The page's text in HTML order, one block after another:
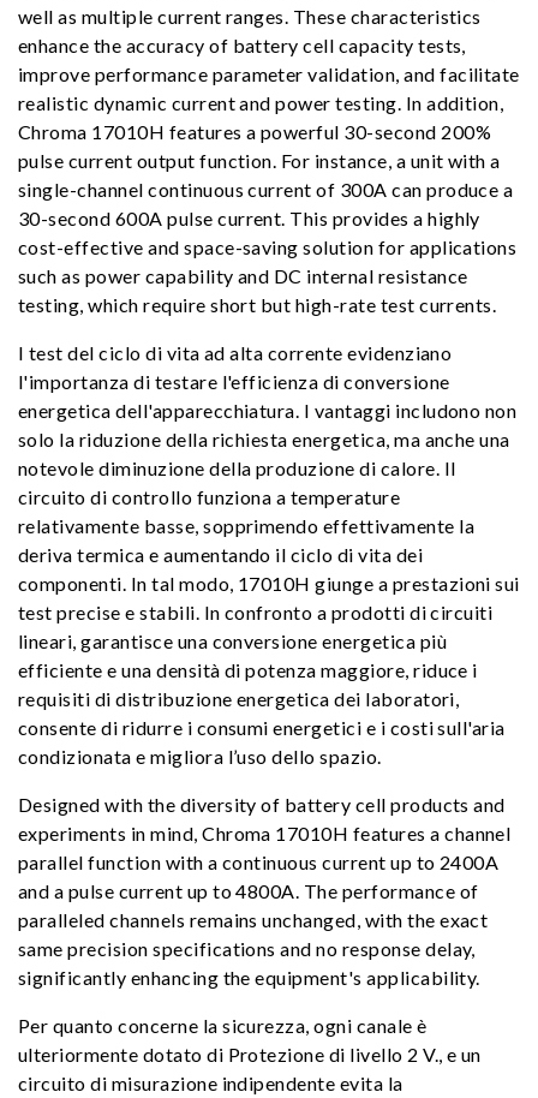
well as multiple current ranges. These characteristics
enhance the accuracy of battery cell capacity tests,
improve performance parameter validation, and facilitate
realistic dynamic current and power testing. In addition,
Chroma 17010H features a powerful 30-second 200%
pulse current output function. For instance, a unit with a
single-channel continuous current of 300A can produce a
30-second 600A pulse current. This provides a highly
cost-effective and space-saving solution for applications
such as power capability and DC internal resistance
testing, which require short but high-rate test currents.
I test del ciclo di vita ad alta corrente evidenziano
l'importanza di testare l'efficienza di conversione
energetica dell'apparecchiatura. I vantaggi includono non
solo la riduzione della richiesta energetica, ma anche una
notevole diminuzione della produzione di calore. Il
circuito di controllo funziona a temperature
relativamente basse, sopprimendo effettivamente la
deriva termica e aumentando il ciclo di vita dei
componenti. In tal modo, 17010H giunge a prestazioni sui
test precise e stabili. In confronto a prodotti di circuiti
lineari, garantisce una conversione energetica più
efficiente e una densità di potenza maggiore, riduce i
requisiti di distribuzione energetica dei laboratori,
consente di ridurre i consumi energetici e i costi sull'aria
condizionata e migliora l’uso dello spazio.
Designed with the diversity of battery cell products and
experiments in mind, Chroma 17010H features a channel
parallel function with a continuous current up to 2400A
and a pulse current up to 4800A. The performance of
paralleled channels remains unchanged, with the exact
same precision specifications and no response delay,
significantly enhancing the equipment's applicability.
Per quanto concerne la sicurezza, ogni canale è
ulteriormente dotato di Protezione di livello 2 V., e un
circuito di misurazione indipendente evita la